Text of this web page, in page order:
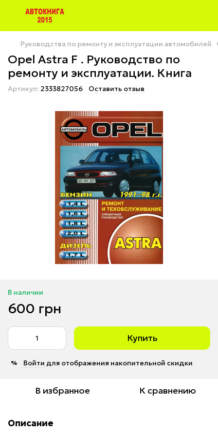
Руководства по ремонту и эксплуатации автомобилей
Opel Astra F . Руководство по
ремонту и эксплуатации. Книга
Артикул: 2333827056 Оставить отзыв
В наличии
600 грн
Купить
% Войти для отображения накопительной скидки
В избранное К сравнению
Описание